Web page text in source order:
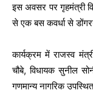
इस अवसर पर गृहमंत्री
से एक बस कवर्धा से
कार्यक्रम में राजस्व
चौबे, विधायक सुनील
गणमान्य नागरिक